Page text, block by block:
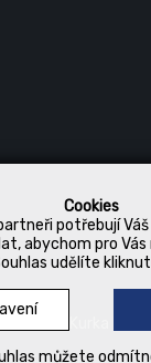
Cookies
potřebují Váš
abychom pro
udělíte
můžete